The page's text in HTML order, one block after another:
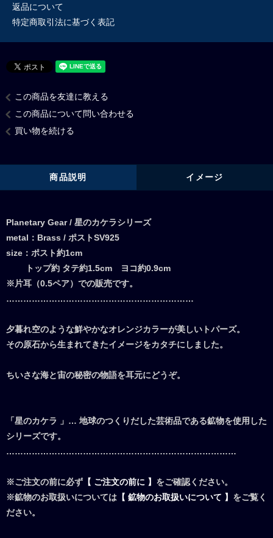
返品について
特定商取引法に基づく表記
この商品を友達に教える
この商品について問い合わせる
買い物を続ける
商品説明 イメージ
Planetary Gear / 星のカケラシリーズ
metal：Brass / ポストSV925
size：ポスト約1cm
トップ約 タテ約1.5cm ヨコ約0.9cm
※片耳（0.5ペア）での販売です。
…………………………………………………………
夕暮れ空のような鮮やかなオレンジカラーが美しいトパーズ。
その原石から生まれてきたイメージをカタチにしました。
ちいさな海と宙の秘密の物語を耳元にどうぞ。
「星のカケラ 」… 地球のつくりだした芸術品である鉱物を使用した
シリーズです。
………………………………………………………………………
※ご注文の前に必ず 【 ご注文の前に 】 をご確認ください。
※鉱物のお取扱いについては 【 鉱物のお取扱いについて 】 をご覧く
ださい。